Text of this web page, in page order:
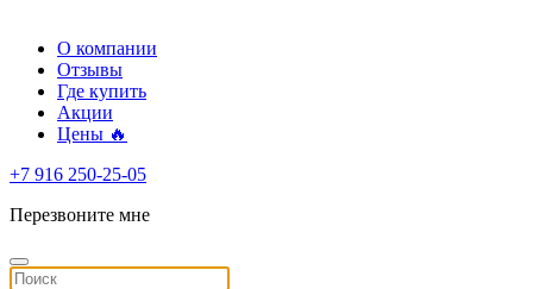
О компании
Отзывы
Где купить
Акции
Цены 🔥
+7 916 250-25-05
Перезвоните мне